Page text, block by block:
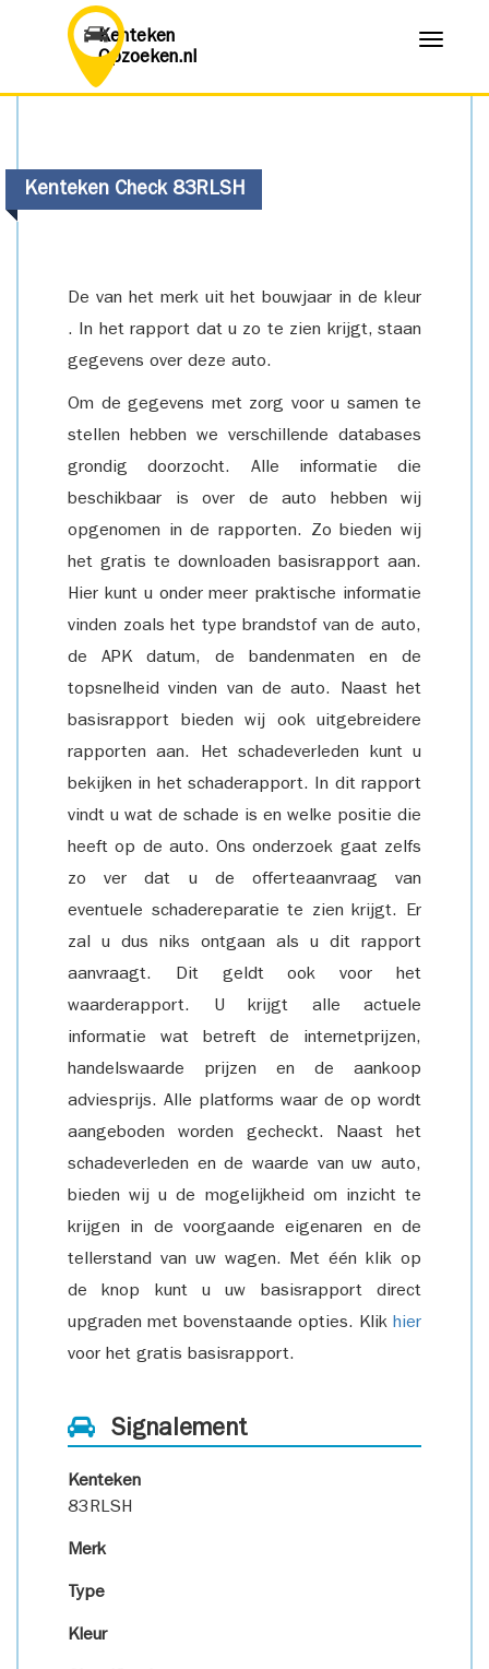
Kenteken
Opzoeken.nl
Menu
Kenteken Check 83RLSH
De van het merk uit het bouwjaar in de kleur
. In het rapport dat u zo te zien krijgt, staan
gegevens over deze auto.
Om de gegevens met zorg voor u samen te
stellen hebben we verschillende databases
grondig doorzocht. Alle informatie die
beschikbaar is over de auto hebben wij
opgenomen in de rapporten. Zo bieden wij
het gratis te downloaden basisrapport aan.
Hier kunt u onder meer praktische informatie
vinden zoals het type brandstof van de auto,
de APK datum, de bandenmaten en de
topsnelheid vinden van de auto. Naast het
basisrapport bieden wij ook uitgebreidere
rapporten aan. Het schadeverleden kunt u
bekijken in het schaderapport. In dit rapport
vindt u wat de schade is en welke positie die
heeft op de auto. Ons onderzoek gaat zelfs
zo ver dat u de offerteaanvraag van
eventuele schadereparatie te zien krijgt. Er
zal u dus niks ontgaan als u dit rapport
aanvraagt. Dit geldt ook voor het
waarderapport. U krijgt alle actuele
informatie wat betreft de internetprijzen,
handelswaarde prijzen en de aankoop
adviesprijs. Alle platforms waar de op wordt
aangeboden worden gecheckt. Naast het
schadeverleden en de waarde van uw auto,
bieden wij u de mogelijkheid om inzicht te
krijgen in de voorgaande eigenaren en de
tellerstand van uw wagen. Met één klik op
de knop kunt u uw basisrapport direct
upgraden met bovenstaande opties. Klik hier
voor het gratis basisrapport.
Signalement
Kenteken
83RLSH
Merk
Type
Kleur